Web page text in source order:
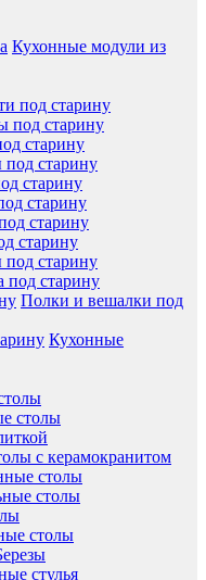
Кухонные модули из
под старину
под старину
старину
старину
старину
старину
старину
старину
старину
под старину
Полки и вешалки под
Кухонные
столы
с керамокранитом
столы
столы
столы
стулья